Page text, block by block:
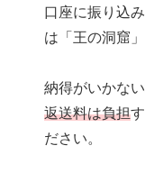
口座に振り込
は「王の洞窟」
納得がいかな
返送料は負担
ださい。